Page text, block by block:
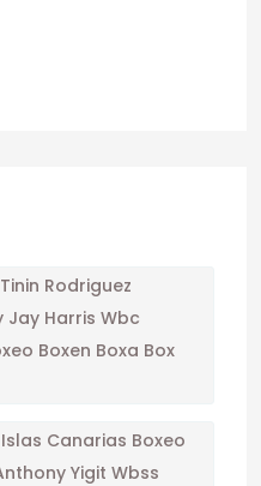
Rodriguez
Jay Harris Wbc
Boxen Boxa Box
Canarias Boxeo
Yigit Wbss